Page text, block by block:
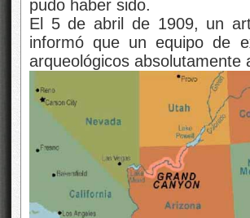
pudo haber sido.
El 5 de abril de 1909, un
informó que un equipo de
arqueológicos absolutamente